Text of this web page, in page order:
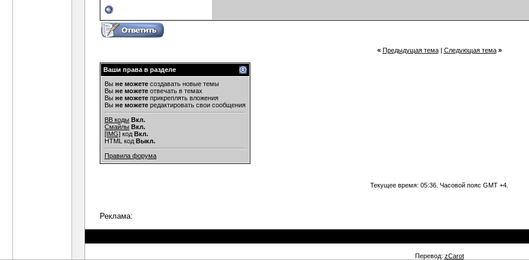
« Предыдущая тема| Следующая тема »
Ваши права в разделе
Вы не можете создавать новые темы
Вы не можете отвечать в темах
Вы не можете прикреплять вложения
Вы не можете редактировать свои сообщения
BB коды Вкл.
Смайлы Вкл.
[IMG] код Вкл.
HTML код Выкл.
Правила форума
Текущее время: 05:36 . Часовой пояс GMT +4.
Реклама:
Перевод: zCarot